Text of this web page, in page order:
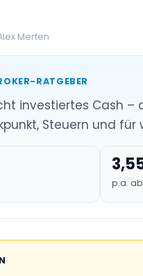
Merten
RATGEBER
investiertes Cash –
Steuern und
p.a. ab